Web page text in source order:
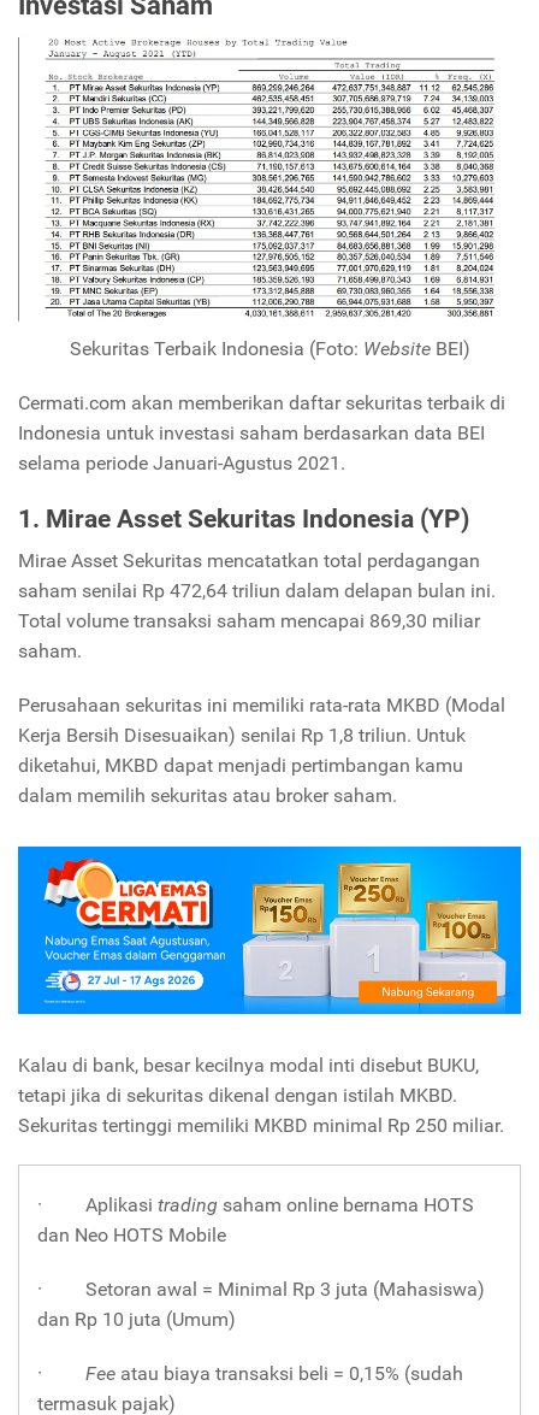
Sekuritas Terbaik Indonesia (Foto: WebsiteBEI)
Cermati.com akan memberikan daftar sekuritas terbaik di
Indonesia untuk investasi saham berdasarkan data BEI
selama periode Januari-Agustus 2021.
1. Mirae Asset Sekuritas Indonesia (YP)
Mirae Asset Sekuritas mencatatkan total perdagangan
saham senilai Rp 472,64 triliun dalam delapan bulan ini.
Total volume transaksi saham mencapai 869,30 miliar
saham.
Perusahaan sekuritas ini memiliki rata-rata MKBD (Modal
Kerja Bersih Disesuaikan) senilai Rp 1,8 triliun. Untuk
diketahui, MKBD dapat menjadi pertimbangan kamu
dalam memilih sekuritas atau broker saham.
Kalau di bank, besar kecilnya modal inti disebut BUKU,
tetapi jika di sekuritas dikenal dengan istilah MKBD.
Sekuritas tertinggi memiliki MKBD minimal Rp 250 miliar.
· Aplikasi trading saham online bernama HOTS
dan Neo HOTS Mobile
· Setoran awal = Minimal Rp 3 juta (Mahasiswa)
dan Rp 10 juta (Umum)
· Fee atau biaya transaksi beli = 0,15% (sudah
termasuk pajak)